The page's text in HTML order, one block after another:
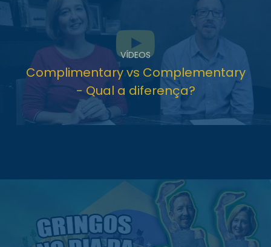
VÍDEOS
Complimentary vs Complementary
- Qual a diferença?